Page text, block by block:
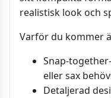
realistisk look och
Varför du kommer
Snap-
eller sax
Detaljerad